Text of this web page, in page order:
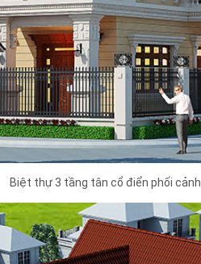
Biệt thự 3 tầng tân cổ điển phối cảnh